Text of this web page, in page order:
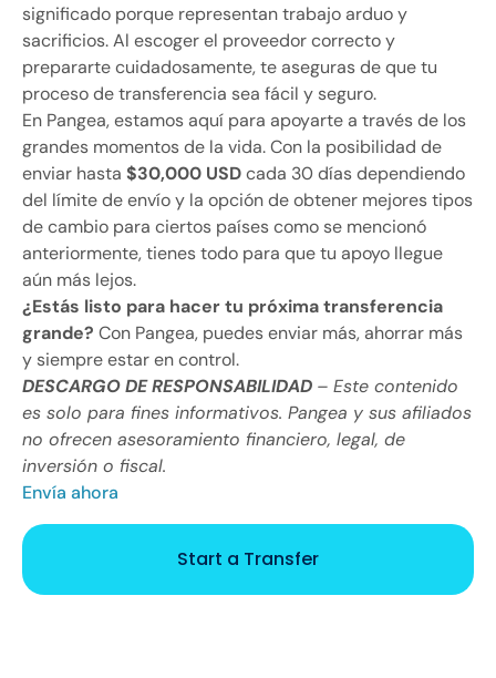
significado porque representan trabajo arduo y
sacrificios. Al escoger el proveedor correcto y
prepararte cuidadosamente, te aseguras de que tu
proceso de transferencia sea fácil y seguro.
En Pangea, estamos aquí para apoyarte a través de los
grandes momentos de la vida. Con la posibilidad de
enviar hasta $30,000 USDcada 30 días dependiendo
del límite de envío y la opción de obtener mejores tipos
de cambio para ciertos países como se mencionó
anteriormente, tienes todo para que tu apoyo llegue
aún más lejos.
¿Estás listo para hacer tu próxima transferencia
grande? Con Pangea, puedes enviar más, ahorrar más
y siempre estar en control.
DESCARGO DE RESPONSABILIDAD – Este contenido
es solo para fines informativos. Pangea y sus afiliados
no ofrecen asesoramiento financiero, legal, de
inversión o fiscal.
Envía ahora
Start a Transfer